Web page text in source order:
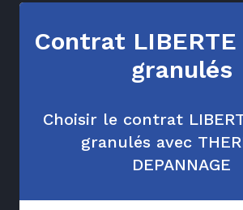
Contrat
granulés
Choisir le contrat
granulés avec
DEPANNAGE